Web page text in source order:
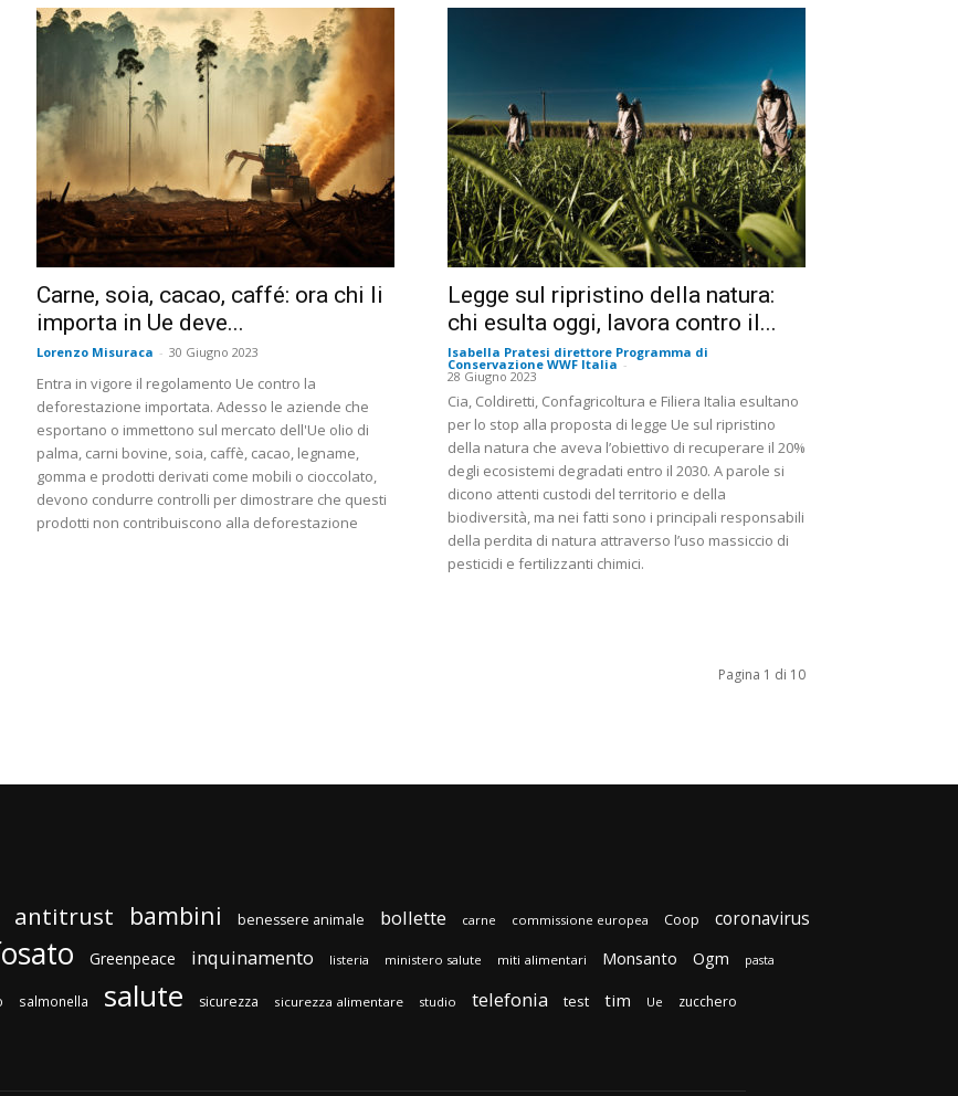
Carne, soia, cacao, caffé: ora chi li
importa in Ue deve...
Lorenzo Misuraca - 30 Giugno 2023
Entra in vigore il regolamento Ue contro la
deforestazione importata. Adesso le aziende che
esportano o immettono sul mercato dell'Ue olio di
palma, carni bovine, soia, caffè, cacao, legname,
gomma e prodotti derivati come mobili o cioccolato,
devono condurre controlli per dimostrare che questi
prodotti non contribuiscono alla deforestazione
Legge sul ripristino della natura:
chi esulta oggi, lavora contro il...
Isabella Pratesi direttore Programma di
Conservazione WWF Italia -
28 Giugno 2023
Cia, Coldiretti, Confagricoltura e Filiera Italia esultano
per lo stop alla proposta di legge Ue sul ripristino
della natura che aveva l’obiettivo di recuperare il 20%
degli ecosistemi degradati entro il 2030. A parole si
dicono attenti custodi del territorio e della
biodiversità, ma nei fatti sono i principali responsabili
della perdita di natura attraverso l’uso massiccio di
pesticidi e fertilizzanti chimici.
Pagina 1 di 10
antitrust bambini benessere animale bollette carne commissione europea Coop coronavirus
Greenpeace inquinamento listeria ministero salute miti alimentari Monsanto Ogm pasta
salmonella salute sicurezza sicurezza alimentare studio telefonia test tim Ue zucchero